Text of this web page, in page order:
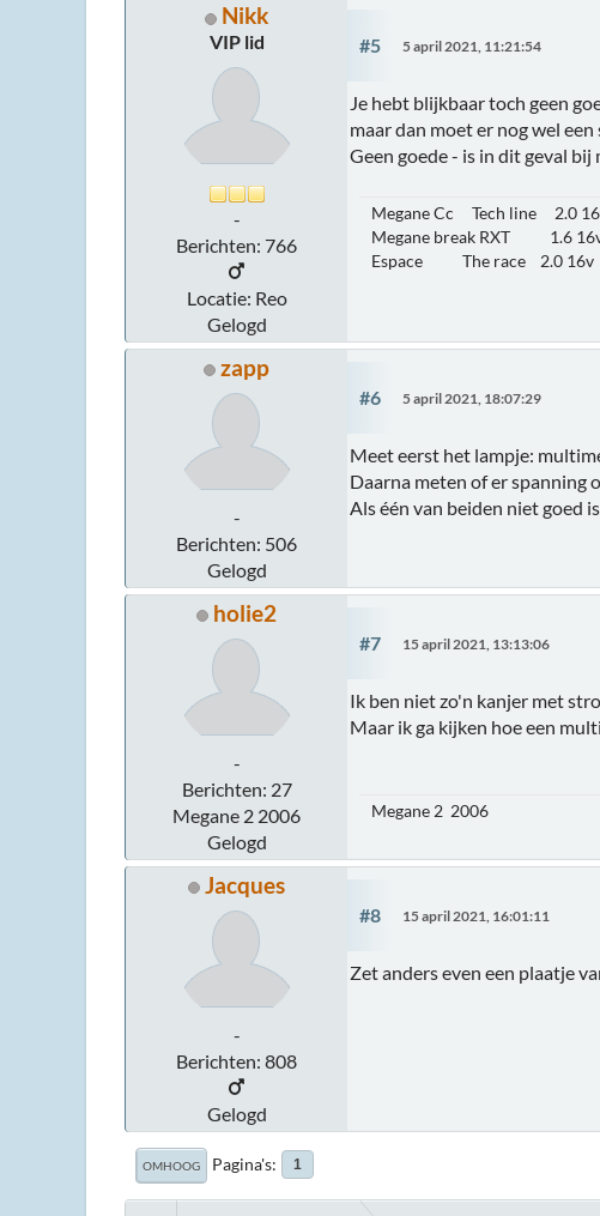
Nikk
VIP lid
-
Berichten: 766
Locatie: Reo
Gelogd
#5 5 april 2021, 11:21:54
Je hebt blijkbaar toch geen
maar dan moet er nog wel
Geen goede - is in dit geval
Megane Cc Tech line 2.0
Megane break RXT 1.6
Espace The race 2.0 16v
zapp
-
Berichten: 506
Gelogd
#6 5 april 2021, 18:07:29
Meet eerst het lampje:
Daarna meten of er spanning
Als één van beiden niet goed
holie2
-
Berichten: 27
Megane 2 2006
Gelogd
#7 15 april 2021, 13:13:06
Ik ben niet zo'n kanjer met
Maar ik ga kijken hoe een
Megane 2 2006
Jacques
-
Berichten: 808
Gelogd
#8 15 april 2021, 16:01:11
Zet anders even een plaatje
OMHOOG Pagina's 1